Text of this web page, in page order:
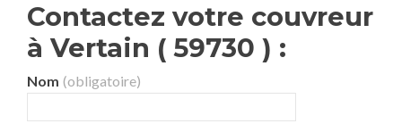
Contactez votre couvreur
à Vertain ( 59730 ) :
Nom (obligatoire)